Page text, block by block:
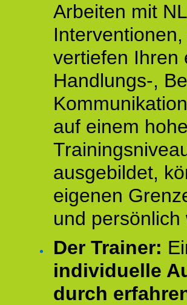
Arbeiten mit
vertiefen Ihren
Handlungs-,
auf einem
ausgebildet,
eigenen
und persönlich
Der Trainer:
individuelle
durch